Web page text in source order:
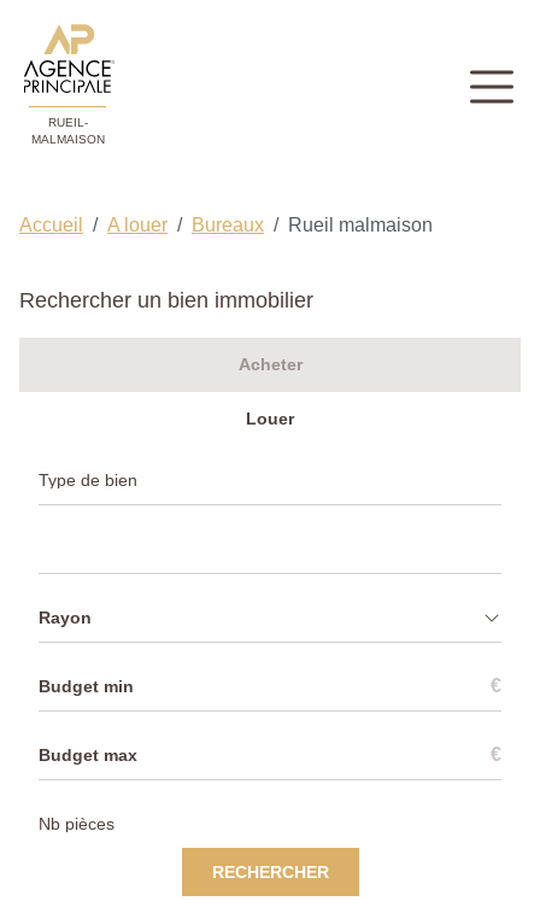
RUEIL-
MALMAISON
Accueil A louer Bureaux Rueil malmaison
Rechercher un bien immobilier
Acheter
Louer
Rayon
€
€
RECHERCHER